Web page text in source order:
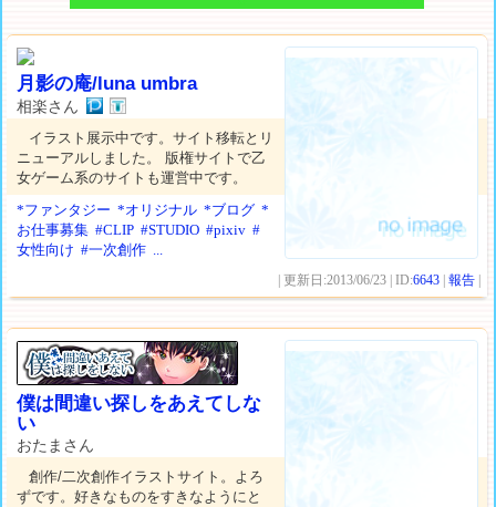
月影の庵/luna umbra
相楽さん
イラスト展示中です。サイト移転とリ
ニューアルしました。 版権サイトで乙
女ゲーム系のサイトも運営中です。
*ファンタジー *オリジナル *ブログ *
お仕事募集 #CLIP #STUDIO #pixiv #
女性向け #一次創作 ...
| 更新日:2013/06/23 | ID:6643 |報告
僕は間違い探しをあえてしな
い
おたまさん
創作/二次創作イラストサイト。よろ
ずです。好きなものをすきなようにと